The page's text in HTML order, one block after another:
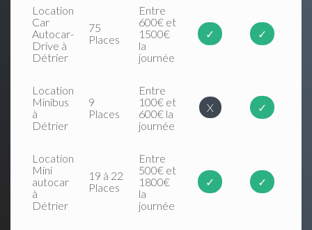
Location
Car
Autocar-
Drive à
Détrier
75
Places
Entre
600€ et
1500€
la
journée
✓ ✓
Location
Minibus
à
Détrier
9
Places
Entre
100€ et
600€ la
journée
X ✓
Location
Mini
autocar
à
Détrier
19 à 22
Places
Entre
500€ et
1800€
la
journée
✓ ✓